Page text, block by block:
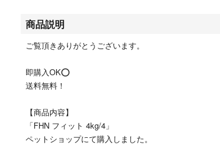
商品説明
ご覧頂きありがとうございます。
即購入OK⭕
送料無料！
【商品内容】
「FHN フィット 4kg/4」
ペットショップにて購入しました。